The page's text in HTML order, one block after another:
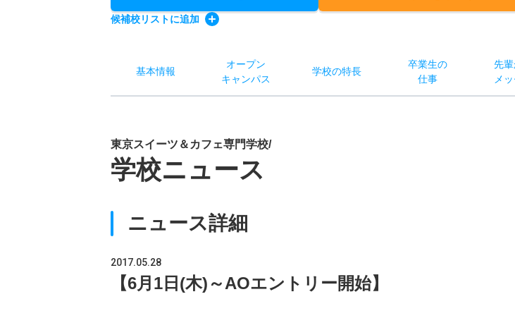
候補校リストに追加
基本情報
オープン
キャンパス
学校の特長
卒業生の
仕事
先
メ
東京スイーツ＆カフェ専門学校/
学校ニュース
ニュース詳細
2017.05.28
【6月1日(木)～AOエントリー開始】